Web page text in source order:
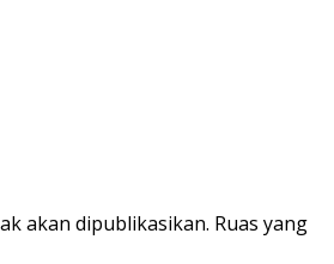
akan dipublikasikan. Ruas yang